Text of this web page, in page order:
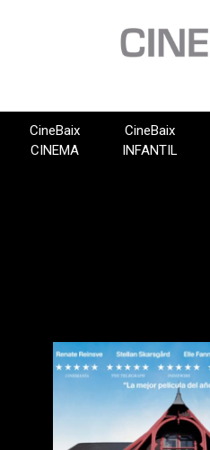
CineBaix
CINEMA
CineBaix
INFANTIL